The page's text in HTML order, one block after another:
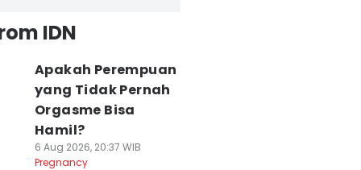
IDN
Apakah Perempuan
yang Tidak Pernah
Orgasme Bisa
Hamil?
6 Aug 2026, 20:37 WIB
Pregnancy